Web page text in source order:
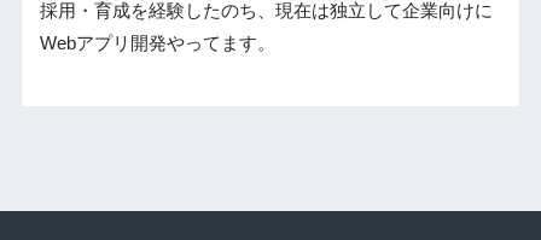
採用・育成を経験したのち、現在は独立して企業向けに
Webアプリ開発やってます。